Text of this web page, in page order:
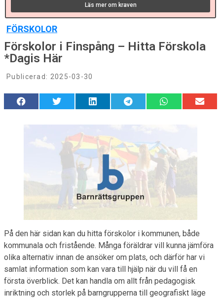
Läs mer om kraven
FÖRSKOLOR
Förskolor i Finspång – Hitta Förskola
*Dagis Här
Publicerad: 2025-03-30
På den här sidan kan du hitta förskolor i kommunen, både
kommunala och fristående. Många föräldrar vill kunna jämföra
olika alternativ innan de ansöker om plats, och därför har vi
samlat information som kan vara till hjälp när du vill få en
första överblick. Det kan handla om allt från pedagogisk
inriktning och storlek på barngrupperna till geografiskt läge